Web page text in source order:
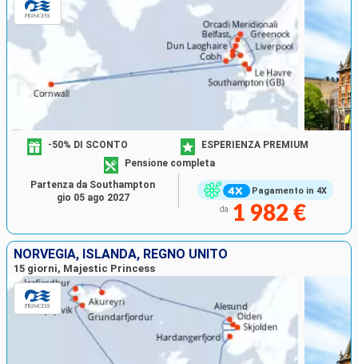
Pagamento in 4X
-50% DI SCONTO
ESPERIENZA PREMIUM
Pensione completa
da 1 982 €
Partenza da Southampton
gio 05 ago 2027
NORVEGIA, ISLANDA, REGNO UNITO
15 giorni, Majestic Princess